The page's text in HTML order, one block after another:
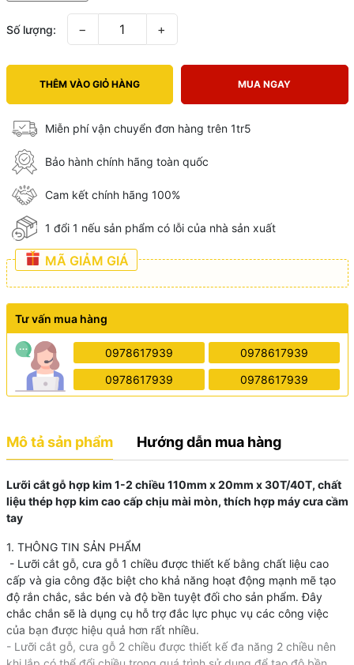
Số lượng: − +
THÊM VÀO GIỎ HÀNG MUA NGAY
Miễn phí vận chuyển đơn hàng trên 1tr5
Bảo hành chính hãng toàn quốc
Cam kết chính hãng 100%
1 đổi 1 nếu sản phẩm có lỗi của nhà sản xuất
MÃ GIẢM GIÁ
Tư vấn mua hàng
0978617939 0978617939
0978617939 0978617939
Mô tả sản phẩm Hướng dẫn mua hàng
Lưỡi cắt gỗ hợp kim 1-2 chiều 110mm x 20mm x 30T/40T, chất
liệu thép hợp kim cao cấp chịu mài mòn, thích hợp máy cưa cầm
tay
1. THÔNG TIN SẢN PHẨM
- Lưỡi cắt gỗ, cưa gỗ 1 chiều được thiết kế bằng chất liệu cao
cấp và gia công đặc biệt cho khả năng hoạt động mạnh mẽ tạo
độ rắn chắc, sắc bén và độ bền tuyệt đối cho sản phẩm. Đây
chắc chắn sẽ là dụng cụ hỗ trợ đắc lực phục vụ các công việc
của bạn được hiệu quả hơn rất nhiều.
- Lưỡi cắt gỗ, cưa gỗ 2 chiều được thiết kế đa năng 2 chiều nên